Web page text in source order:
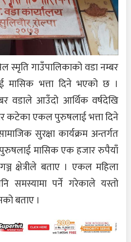
स्मृति गाउँपालिकाको वडा नम्बर
भत्ता दिने भएको छ ।
वडाले आउँदो आर्थिक वर्षदेखि
कटेका एकल पुरुषलाई भत्ता दिने
सुरक्षा कार्यक्रम अन्तर्गत
मासिक एक हजार रुपैयाँ
क्षेत्रीले बताए । एकल महिला
पर्ने गरेकाले यस्तो
बताए ।